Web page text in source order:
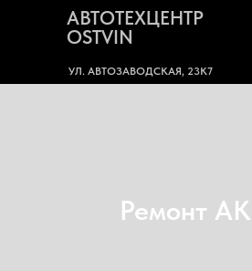
УЛ. АВТОЗАВОДСКАЯ, 23К7
АВТОТЕХЦЕНТР
OSTVIN
Ремонт